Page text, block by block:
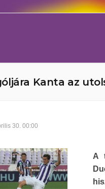
Kanta az
30. 00:00
A